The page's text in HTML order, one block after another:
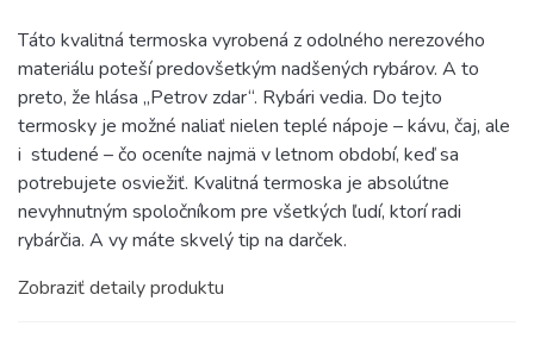
Táto kvalitná termoska vyrobená z odolného nerezového
materiálu poteší predovšetkým nadšených rybárov. A to
preto, že hlása „Petrov zdar“. Rybári vedia. Do tejto
termosky je možné naliať nielen teplé nápoje – kávu, čaj, ale
i studené – čo oceníte najmä v letnom období, keď sa
potrebujete osviežiť. Kvalitná termoska je absolútne
nevyhnutným spoločníkom pre všetkých ľudí, ktorí radi
rybárčia. A vy máte skvelý tip na darček.
Zobraziť detaily produktu